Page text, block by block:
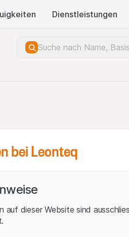
Dienstleistungen
bei Leonteq
auf dieser Website sind